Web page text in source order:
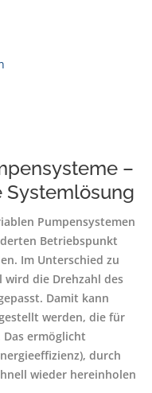
–
Systemlösung
Pumpensystemen
Betriebspunkt
Im Unterschied zu
die Drehzahl des
Damit kann
werden, die für
ermöglicht
durch
wieder hereinholen